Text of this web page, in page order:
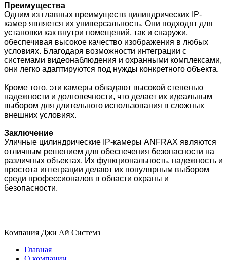
Преимущества
Одним из главных преимуществ цилиндрических IP-
камер является их универсальность. Они подходят для
установки как внутри помещений, так и снаружи,
обеспечивая высокое качество изображения в любых
условиях. Благодаря возможности интеграции с
системами видеонаблюдения и охранными комплексами,
они легко адаптируются под нужды конкретного объекта.
Кроме того, эти камеры обладают высокой степенью
надежности и долговечности, что делает их идеальным
выбором для длительного использования в сложных
внешних условиях.
Заключение
Уличные цилиндрические IP-камеры ANFRAX являются
отличным решением для обеспечения безопасности на
различных объектах. Их функциональность, надежность и
простота интеграции делают их популярным выбором
среди профессионалов в области охраны и
безопасности.
Компания Джи Ай Системз
Главная